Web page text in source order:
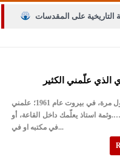
التاريخية على المقدسات
قانون الملكية العقارية
واسعة في الداخلية (اسماء)
ويؤكد حرص مجلس النواب
الإعلام
الذي علّمني الكثير
الدكتور أسعد عبد الرحمن يكتب .. منذ قابلته، لأول مرة، في بيروت عام 1961؛ علمني
استاذ يعلّمك داخل القاعة، أو
في مكتبه او في...